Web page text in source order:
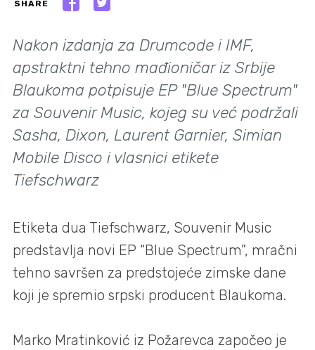
SHARE
Nakon izdanja za Drumcode i IMF,
apstraktni tehno mađioničar iz Srbije
Blaukoma potpisuje EP "Blue Spectrum"
za Souvenir Music, kojeg su već podržali
Sasha, Dixon, Laurent Garnier, Simian
Mobile Disco i vlasnici etikete
Tiefschwarz
Etiketa dua Tiefschwarz, Souvenir Music
predstavlja novi EP “Blue Spectrum”, mračni
tehno savršen za predstojeće zimske dane
koji je spremio srpski producent Blaukoma.
Marko Mratinković iz Požarevca započeo je